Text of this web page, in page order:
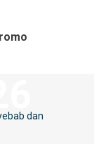
dan